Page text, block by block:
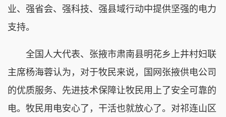
业、强省会、强科技、强县域行动中提供坚强的电力
支持。
全国人大代表、张掖市肃南县明花乡上井村妇联
主席杨海蓉认为，对于牧民来说，国网张掖供电公司
的优质服务、先进技术保障让牧民用上了安全可靠的
电。牧民用电安心了，干活也就放心了。对祁连山区